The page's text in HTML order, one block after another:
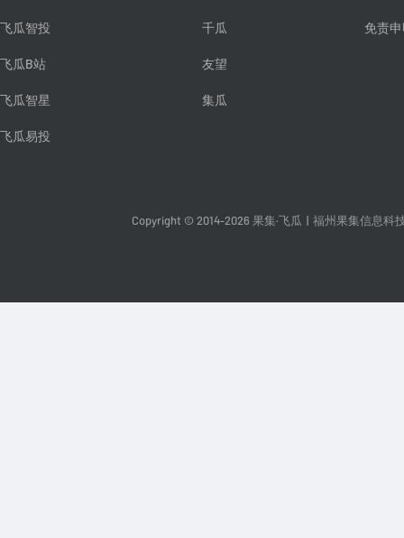
飞瓜智投
飞瓜B站
飞瓜智星
飞瓜易投
千瓜
友望
集瓜
免责
Copyright © 2014-2026 果集·飞瓜 福州果集信息科